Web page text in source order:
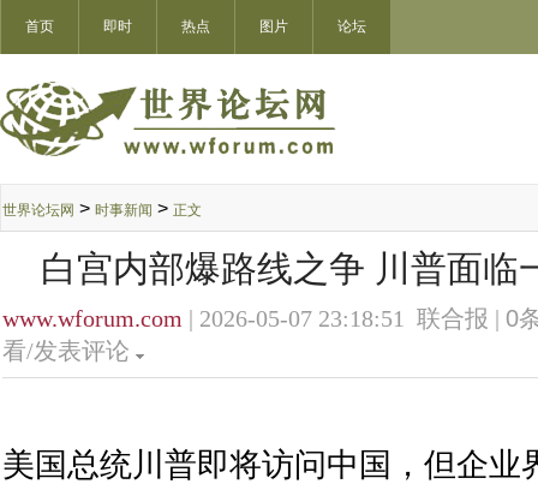
首页 即时 热点 图片 论坛
世界论坛网 > 时事新闻 > 正文
白宫内部爆路线之争 川普面临
www.wforum.com | 2026-05-07 23:18:51 联合报 | 0
看/发表评论
美国总统川普即将访问中国，但企业